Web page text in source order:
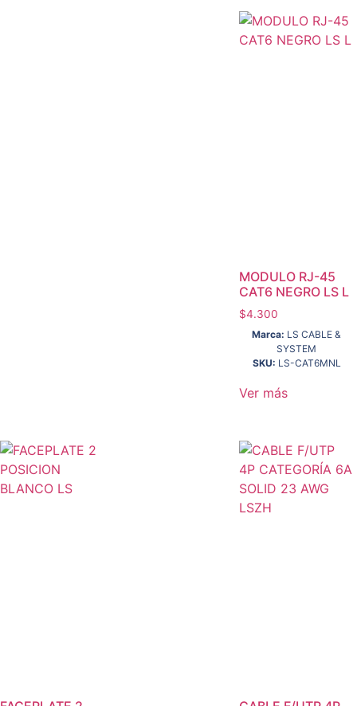
MODULO RJ-45
CAT6 NEGRO LS L
$4.300
Marca: LS CABLE &
SYSTEM
SKU: LS-CAT6MNL
Ver más